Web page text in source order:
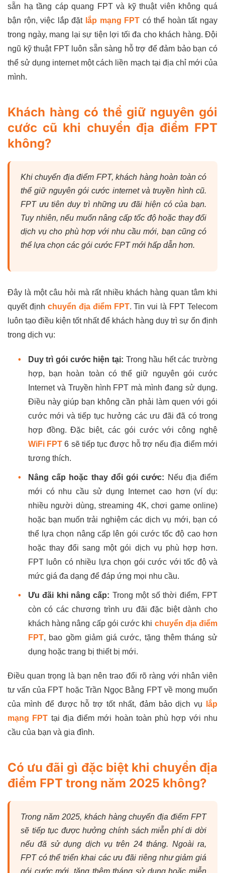
sẵn hạ tầng cáp quang FPT và kỹ thuật viên không quá
bận rộn, việc lắp đặt lắp mạng FPT có thể hoàn tất ngay
trong ngày, mang lại sự tiện lợi tối đa cho khách hàng. Đội
ngũ kỹ thuật FPT luôn sẵn sàng hỗ trợ để đảm bảo bạn có
thể sử dụng internet một cách liền mạch tại địa chỉ mới của
mình.
Khách hàng có thể giữ nguyên gói
cước cũ khi chuyển địa điểm FPT
không?
Khi chuyển địa điểm FPT, khách hàng hoàn toàn có
thể giữ nguyên gói cước internet và truyền hình cũ.
FPT ưu tiên duy trì những ưu đãi hiện có của bạn.
Tuy nhiên, nếu muốn nâng cấp tốc độ hoặc thay đổi
dịch vụ cho phù hợp với nhu cầu mới, bạn cũng có
thể lựa chọn các gói cước FPT mới hấp dẫn hơn.
Đây là một câu hỏi mà rất nhiều khách hàng quan tâm khi
quyết định chuyển địa điểm FPT. Tin vui là FPT Telecom
luôn tạo điều kiện tốt nhất để khách hàng duy trì sự ổn định
trong dịch vụ:
• Duy trì gói cước hiện tại: Trong hầu hết các trường
hợp, bạn hoàn toàn có thể giữ nguyên gói cước
Internet và Truyền hình FPT mà mình đang sử dụng.
Điều này giúp bạn không cần phải làm quen với gói
cước mới và tiếp tục hưởng các ưu đãi đã có trong
hợp đồng. Đặc biệt, các gói cước với công nghệ
WiFi FPT 6 sẽ tiếp tục được hỗ trợ nếu địa điểm mới
tương thích.
• Nâng cấp hoặc thay đổi gói cước: Nếu địa điểm
mới có nhu cầu sử dụng Internet cao hơn (ví dụ:
nhiều người dùng, streaming 4K, chơi game online)
hoặc bạn muốn trải nghiệm các dịch vụ mới, bạn có
thể lựa chọn nâng cấp lên gói cước tốc độ cao hơn
hoặc thay đổi sang một gói dịch vụ phù hợp hơn.
FPT luôn có nhiều lựa chọn gói cước với tốc độ và
mức giá đa dạng để đáp ứng mọi nhu cầu.
• Ưu đãi khi nâng cấp: Trong một số thời điểm, FPT
còn có các chương trình ưu đãi đặc biệt dành cho
khách hàng nâng cấp gói cước khi chuyển địa điểm
FPT, bao gồm giảm giá cước, tặng thêm tháng sử
dụng hoặc trang bị thiết bị mới.
Điều quan trọng là bạn nên trao đổi rõ ràng với nhân viên
tư vấn của FPT hoặc Trần Ngọc Bằng FPT về mong muốn
của mình để được hỗ trợ tốt nhất, đảm bảo dịch vụ
lắp
mạng FPT tại địa điểm mới hoàn toàn phù hợp với nhu
cầu của bạn và gia đình.
Có ưu đãi gì đặc biệt khi chuyển địa
điểm FPT trong năm 2025 không?
Trong năm 2025, khách hàng chuyển địa điểm FPT
sẽ tiếp tục được hưởng chính sách miễn phí di dời
nếu đã sử dụng dịch vụ trên 24 tháng. Ngoài ra,
FPT có thể triển khai các ưu đãi riêng như giảm giá
gói cước mới, tặng thêm tháng sử dụng hoặc miễn